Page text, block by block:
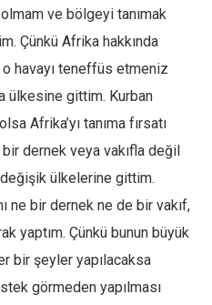
ve bölgeyi tanımak
Çünkü Afrika hakkında
o havayı teneffüs etmeniz
ülkesine gittim. Kurban
Afrika’yı tanıma fırsatı
dernek veya vakıfla değil
değişik ülkelerine gittim.
ne bir dernek ne de bir vakıf,
yaptım. Çünkü bunun büyük
bir şeyler yapılacaksa
görmeden yapılması